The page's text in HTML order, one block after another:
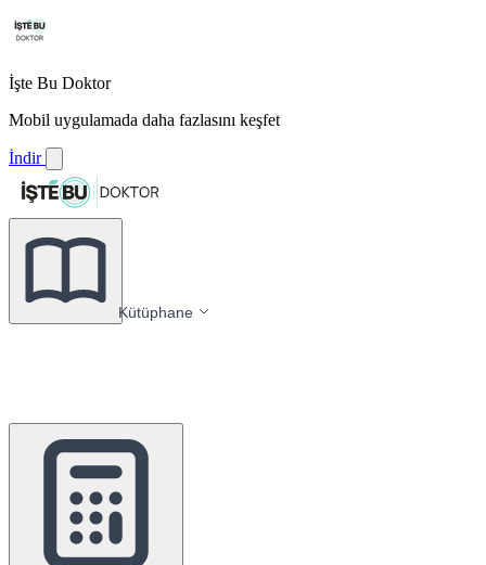
İşte Bu Doktor
Mobil uygulamada daha fazlasını keşfet
İndir
Kütüphane